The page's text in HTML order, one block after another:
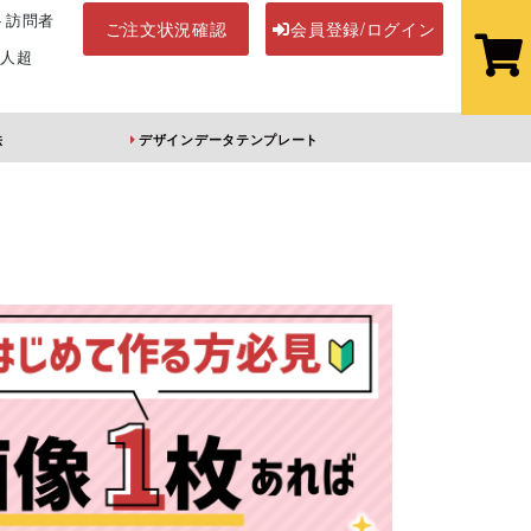
訪問者
超
ご注文状況確認 会員登録/ログイン
デザインデータテンプレート
ル
オーロラアクリル
キーホルダー